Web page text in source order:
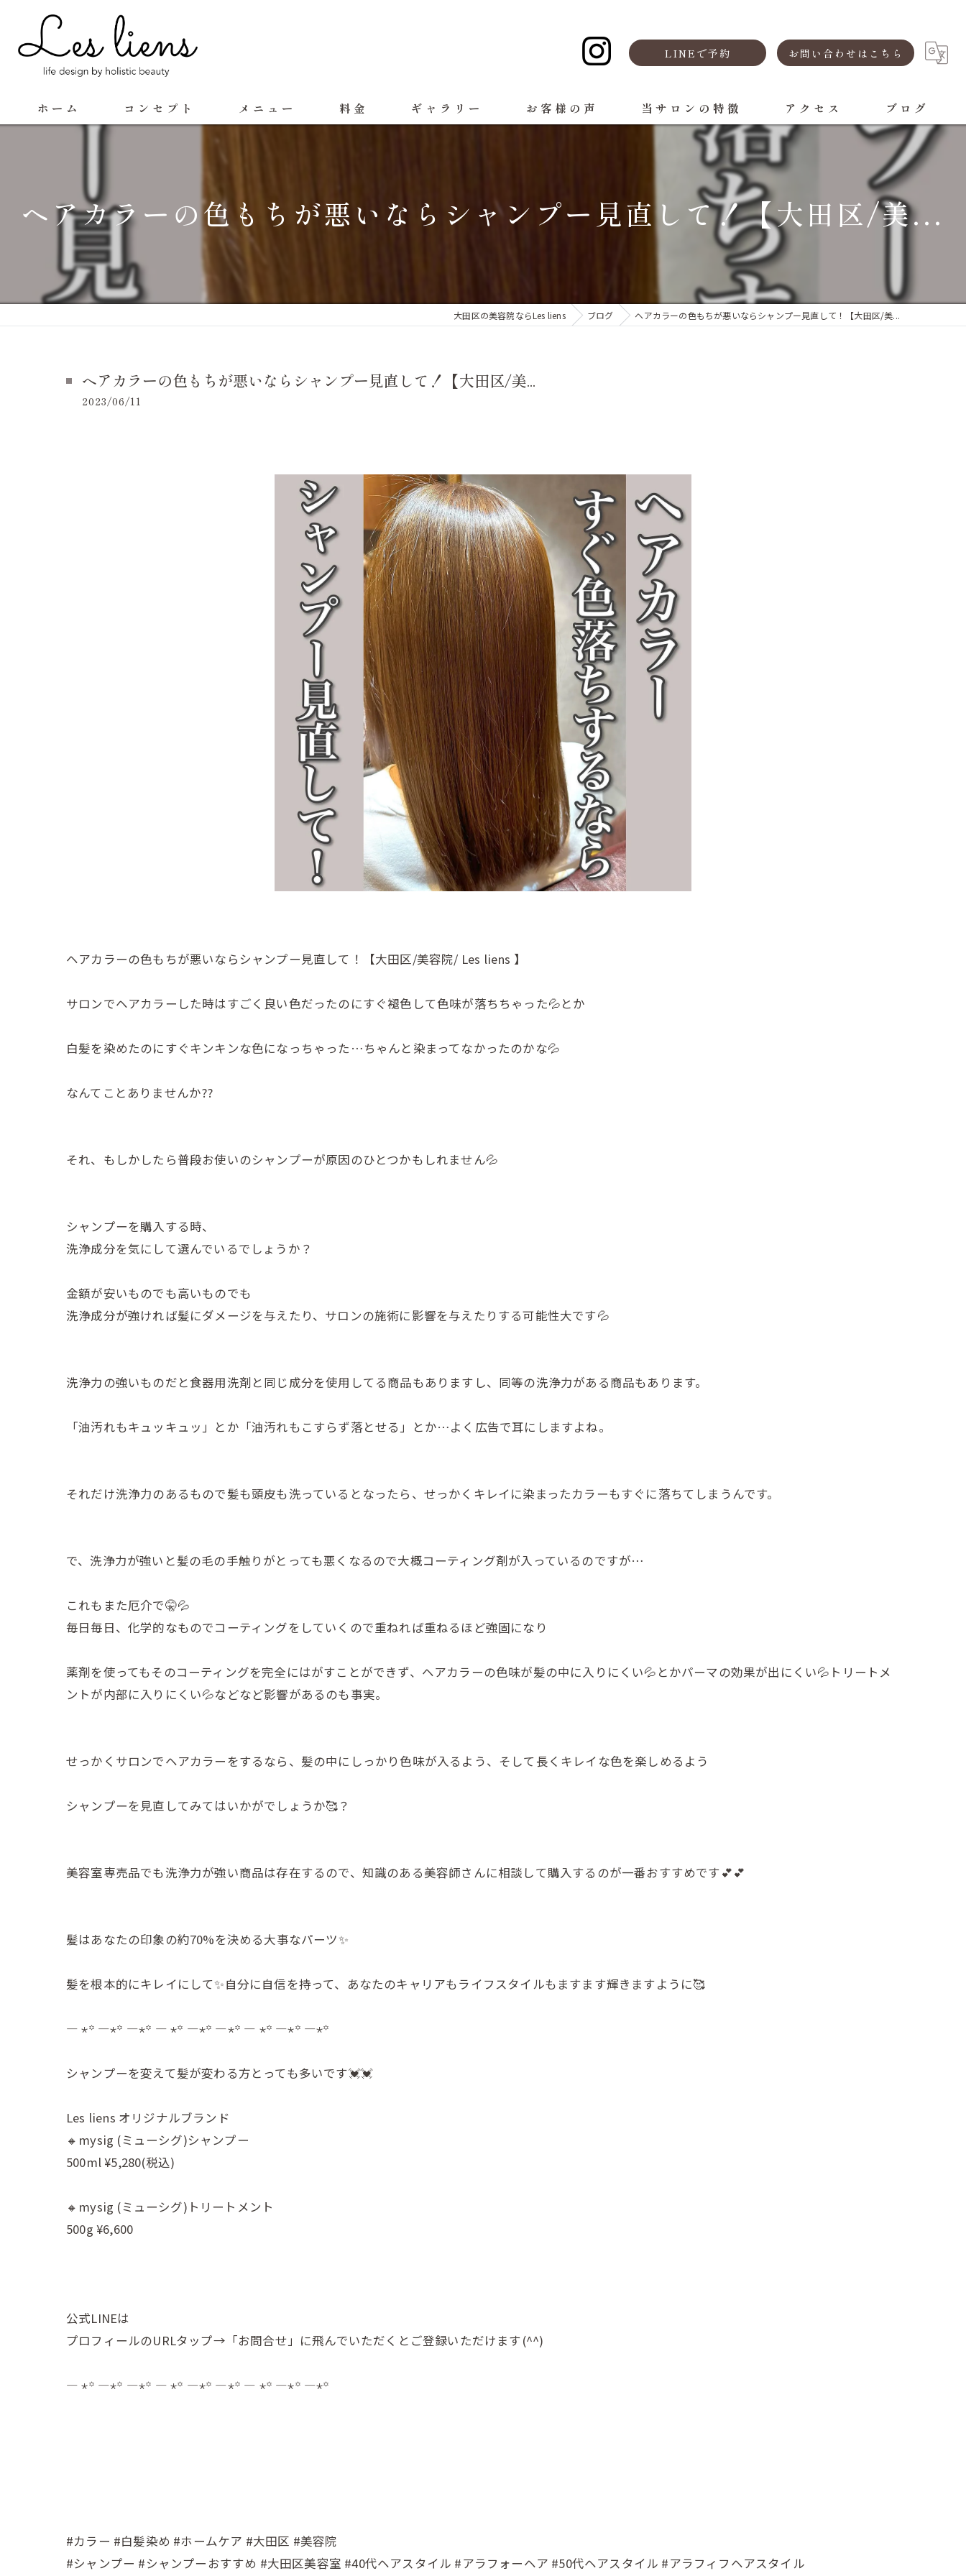
LINEで予約 お問い合わせはこちら
ホーム コンセプト メニュー 料金 ギャラリー お客様の声 当サロンの特徴
トリートメント
アクセス ブログ
ヘアカラーの色もちが悪いならシャンプー見直して！【大田区/美...
大田区の美容院ならLes liens ブログ ヘアカラーの色もちが悪いならシャンプー見直して！【大田区/美...
ヘアカラーの色もちが悪いならシャンプー見直して！【大田区/美...
2023/06/11
ヘアカラーの色もちが悪いならシャンプー見直して！【大田区/美容院/ Les liens 】
サロンでヘアカラーした時はすごく良い色だったのにすぐ褪色して色味が落ちちゃった💦とか
白髪を染めたのにすぐキンキンな色になっちゃった…ちゃんと染まってなかったのかな💦
なんてことありませんか??
それ、もしかしたら普段お使いのシャンプーが原因のひとつかもしれません💦
シャンプーを購入する時、
洗浄成分を気にして選んでいるでしょうか？
金額が安いものでも高いものでも
洗浄成分が強ければ髪にダメージを与えたり、サロンの施術に影響を与えたりする可能性大です💦
洗浄力の強いものだと食器用洗剤と同じ成分を使用してる商品もありますし、同等の洗浄力がある商品もあります。
「油汚れもキュッキュッ」とか「油汚れもこすらず落とせる」とか…よく広告で耳にしますよね。
それだけ洗浄力のあるもので髪も頭皮も洗っているとなったら、せっかくキレイに染まったカラーもすぐに落ちてしまうんです。
で、洗浄力が強いと髪の毛の手触りがとっても悪くなるので大概コーティング剤が入っているのですが…
これもまた厄介で🤫💦
毎日毎日、化学的なものでコーティングをしていくので重ねれば重ねるほど強固になり
薬剤を使ってもそのコーティングを完全にはがすことができず、ヘアカラーの色味が髪の中に入りにくい💦とかパーマの効果が出にくい💦トリートメ
ントが内部に入りにくい💦などなど影響があるのも事実。
せっかくサロンでヘアカラーをするなら、髪の中にしっかり色味が入るよう、そして長くキレイな色を楽しめるよう
シャンプーを見直してみてはいかがでしょうか🥰？
美容室専売品でも洗浄力が強い商品は存在するので、知識のある美容師さんに相談して購入するのが一番おすすめです💕💕
髪はあなたの印象の約70%を決める大事なパーツ✨
髪を根本的にキレイにして✨自分に自信を持って、あなたのキャリアもライフスタイルもますます輝きますように🥰
— ⋆꙳ —⋆꙳ —⋆꙳ — ⋆꙳ —⋆꙳ —⋆꙳ — ⋆꙳ —⋆꙳ —⋆꙳
シャンプーを変えて髪が変わる方とっても多いです💓💓
Les liens オリジナルブランド
🔸mysig (ミューシグ)シャンプー
500ml ¥5,280(税込)
🔸mysig (ミューシグ)トリートメント
500g ¥6,600
公式LINEは
プロフィールのURLタップ→「お問合せ」に飛んでいただくとご登録いただけます(^^)
— ⋆꙳ —⋆꙳ —⋆꙳ — ⋆꙳ —⋆꙳ —⋆꙳ — ⋆꙳ —⋆꙳ —⋆꙳
#カラー #白髪染め #ホームケア #大田区 #美容院
#シャンプー #シャンプーおすすめ #大田区美容室 #40代ヘアスタイル #アラフォーヘア #50代ヘアスタイル #アラフィフヘアスタイル